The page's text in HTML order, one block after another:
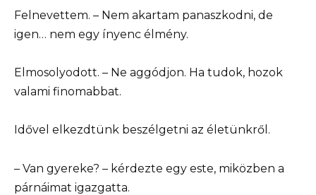
Felnevettem. – Nem akartam panaszkodni, de
igen… nem egy ínyenc élmény.
Elmosolyodott. – Ne aggódjon. Ha tudok, hozok
valami finomabbat.
Idővel elkezdtünk beszélgetni az életünkről.
– Van gyereke? – kérdezte egy este, miközben a
párnáimat igazgatta.